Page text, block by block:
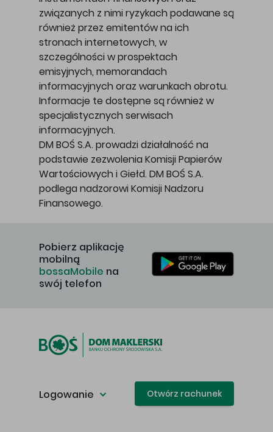
związanych z nimi ryzykach podawane są
również przez emitentów na ich
stronach internetowych, w
szczególności w prospektach
emisyjnych, memorandach
informacyjnych oraz warunkach obrotu.
Informacje te dostępne są również w
specjalistycznych serwisach
informacyjnych.
DM BOŚ S.A. prowadzi działalność na
podstawie zezwolenia Komisji Papierów
Wartościowych i Giełd. DM BOŚ S.A.
podlega nadzorowi Komisji Nadzoru
Finansowego.
Pobierz aplikację
mobilną
bossaMobile na
swój telefon
Logowanie Otwórz rachunek